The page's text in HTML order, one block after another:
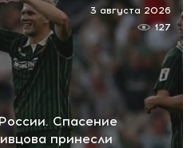
Спасение
принесли
3 августа 2026
127